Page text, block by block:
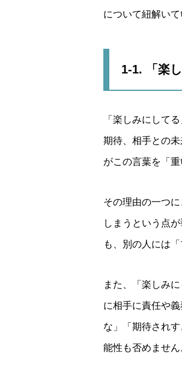
について紐解いて
1-1. 「楽
「楽しみにして
期待、相手との
がこの言葉を「
その理由の一つ
しまうという点
も、別の人には
また、「楽しみ
に相手に責任や
な」「期待され
能性も否めません